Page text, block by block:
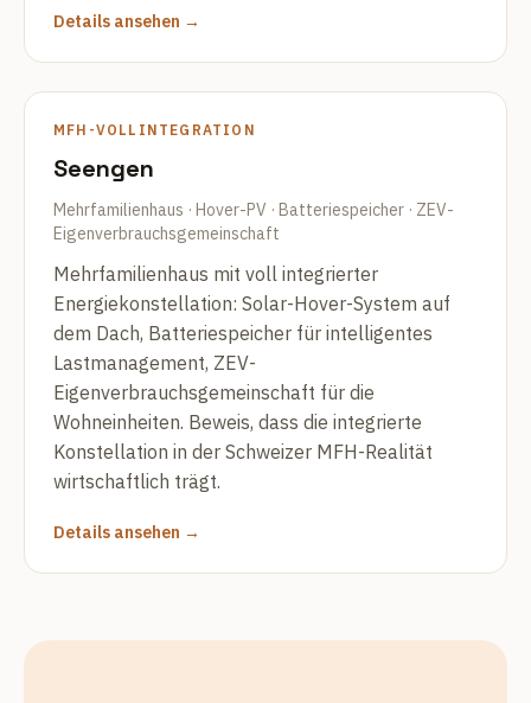
Details ansehen →
MFH-VOLLINTEGRATION
Seengen
Mehrfamilienhaus · Hover-PV · Batteriespeicher · ZEV-
Eigenverbrauchsgemeinschaft
Mehrfamilienhaus mit voll integrierter
Energiekonstellation: Solar-Hover-System auf
dem Dach, Batteriespeicher für intelligentes
Lastmanagement, ZEV-
Eigenverbrauchsgemeinschaft für die
Wohneinheiten. Beweis, dass die integrierte
Konstellation in der Schweizer MFH-Realität
wirtschaftlich trägt.
Details ansehen →